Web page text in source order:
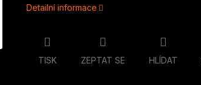
Detailní informace
TISK ZEPTAT SE HLÍDAT